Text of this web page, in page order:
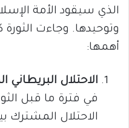
الذي سيقود الأمة
وتوحيدها. وجاءت
أهمها:
الاحتلال
في فترة ما قبل
الاحتلال المشترك